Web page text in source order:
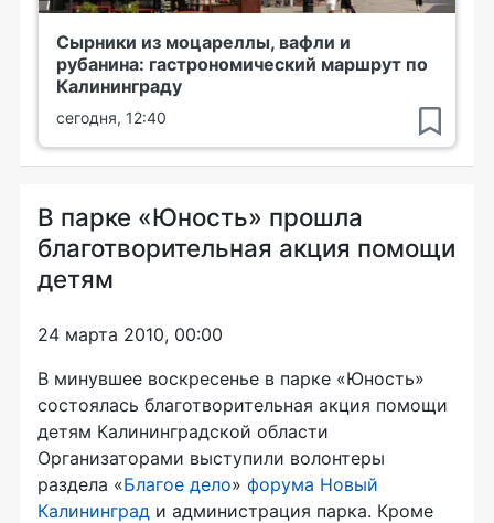
Сырники из моцареллы, вафли и
рубанина: гастрономический маршрут по
Калининграду
сегодня, 12:40
В парке «Юность» прошла
благотворительная акция помощи
детям
24 марта 2010, 00:00
В минувшее воскресенье в парке «Юность»
состоялась благотворительная акция помощи
детям Калининградской области
Организаторами выступили волонтеры
раздела «Благое дело» форума Новый
Калининград и администрация парка. Кроме